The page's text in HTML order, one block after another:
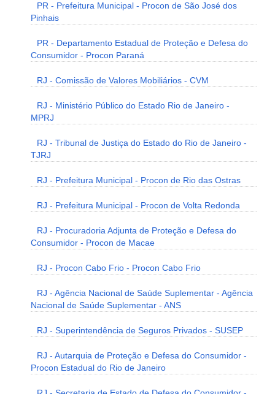
PR - Prefeitura Municipal - Procon de São José dos
Pinhais
PR - Departamento Estadual de Proteção e Defesa do
Consumidor - Procon Paraná
RJ - Comissão de Valores Mobiliários - CVM
RJ - Ministério Público do Estado Rio de Janeiro -
MPRJ
RJ - Tribunal de Justiça do Estado do Rio de Janeiro -
TJRJ
RJ - Prefeitura Municipal - Procon de Rio das Ostras
RJ - Prefeitura Municipal - Procon de Volta Redonda
RJ - Procuradoria Adjunta de Proteção e Defesa do
Consumidor - Procon de Macae
RJ - Procon Cabo Frio - Procon Cabo Frio
RJ - Agência Nacional de Saúde Suplementar - Agência
Nacional de Saúde Suplementar - ANS
RJ - Superintendência de Seguros Privados - SUSEP
RJ - Autarquia de Proteção e Defesa do Consumidor -
Procon Estadual do Rio de Janeiro